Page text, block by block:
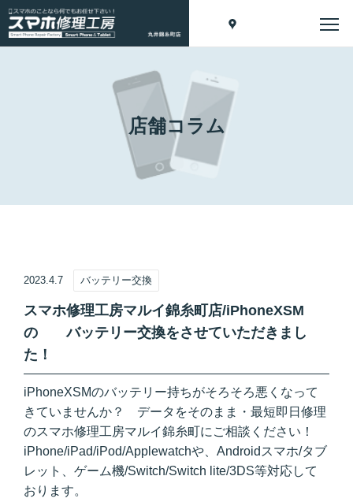
店舗コラム
2023.4.7 バッテリー交換
スマホ修理工房マルイ錦糸町店/iPhoneXSM
の バッテリー交換をさせていただきまし
た！
iPhoneXSMのバッテリー持ちがそろそろ悪くなって
きていませんか？ データをそのまま・最短即日修理
のスマホ修理工房マルイ錦糸町にご相談ください！
iPhone/iPad/iPod/Applewatchや、Androidスマホ/タブ
レット、ゲーム機/Switch/Switch lite/3DS等対応して
おります。